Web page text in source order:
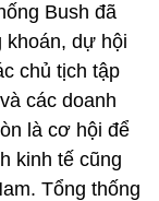
Bush đã
khoán, dự hội
chủ tịch tập
các doanh
là cơ hội để
kinh tế cũng
Tổng thống